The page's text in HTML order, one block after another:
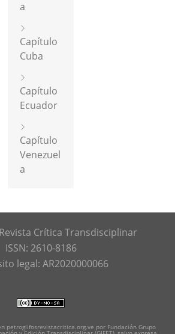
a
Capítulo
Cuba
Capítulo
Ecuador
Capítulo
Venezuel
a
Crítica Transdisciplinar
ISSN: 2610-8186
legal: AR2020000066
petroglifosrevistacritica.org.ve por Fundación Grupo